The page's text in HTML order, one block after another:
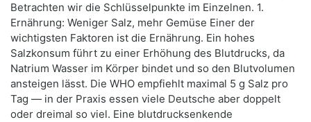
Betrachten wir die Schlüsselpunkte im Einzelnen. 1.
Ernährung: Weniger Salz, mehr Gemüse Einer der
wichtigsten Faktoren ist die Ernährung. Ein hohes
Salzkonsum führt zu einer Erhöhung des Blutdrucks, da
Natrium Wasser im Körper bindet und so den Blutvolumen
ansteigen lässt. Die WHO empfiehlt maximal 5 g Salz pro
Tag — in der Praxis essen viele Deutsche aber doppelt
oder dreimal so viel. Eine blutdrucksenkende